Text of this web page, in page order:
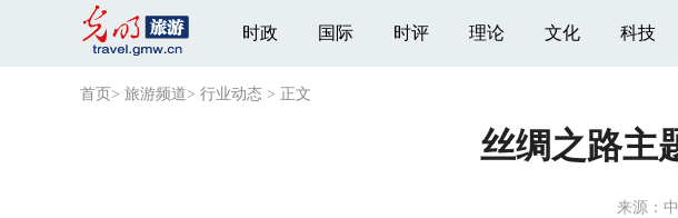
时政 国际 时评 理论 文化 科技
首页 > 旅游频道> 行业动态 > 正文
丝绸之路主
来源：